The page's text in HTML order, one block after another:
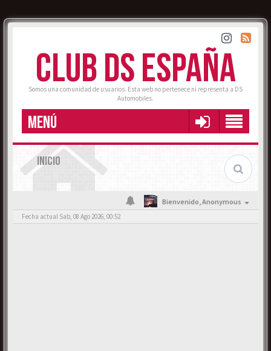
CLUB DS ESPAÑA
Somos una comunidad de usuarios. Esta web no pertenece ni representa a DS
Automobiles.
MENÚ
INICIO
Bienvenido,Anonymous
Fecha actual Sab, 08 Ago 2026, 00:52